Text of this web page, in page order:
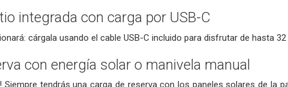
integrada con carga por USB-C
cárgala usando el cable USB-C incluido para disfrutar de hasta
con energía solar o manivela manual
Siempre tendrás una carga de reserva con los paneles solares de la